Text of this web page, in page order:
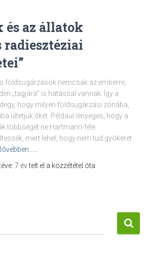
és az állatok
radiesztéziai
földsugárzások nemcsak az emberre,
„tagjára” is hatással vannak. Így a
hogy milyen földsugárzási zónába,
ültetjük őket. Például lényeges, hogy a
többségét ne Hartmann-féle
mert lehet, hogy nem tud gyökeret
7 évtelt el a közzététel óta